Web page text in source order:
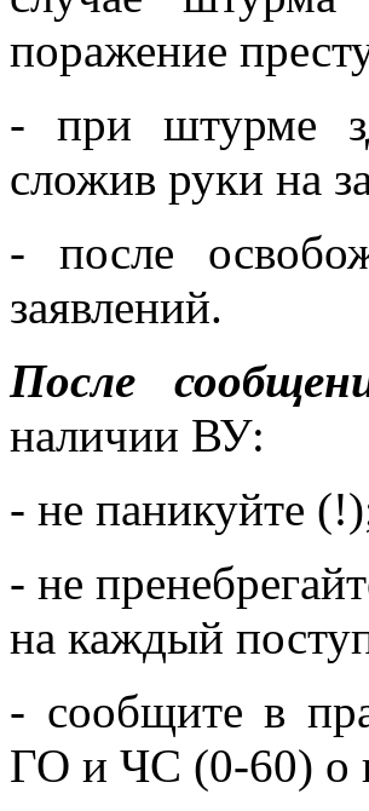
поражение
- при штурме
сложив руки на
- после
заявлений.
После
наличии ВУ:
- не паникуйте
- не
на каждый
- сообщите в
ГО и ЧС (0-60) о